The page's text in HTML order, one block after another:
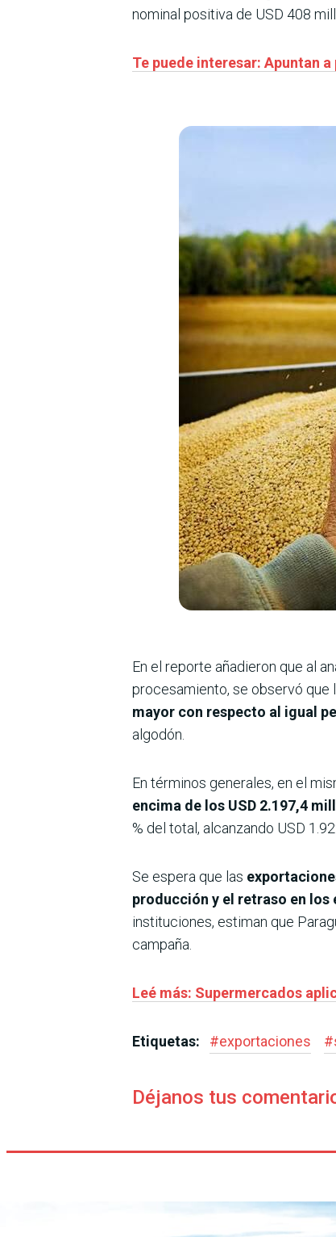
nominal positiva de USD 408
Te puede interesar: Apuntan
En el reporte añadieron que al
procesamiento, se observó que
mayor con respecto al igual
algodón.
En términos generales, en el
encima de los USD 2.197,4
% del total, alcanzando USD
Se espera que las
producción y el retraso en los
instituciones, estiman que
campaña.
Leé más: Supermercados
Etiquetas: #exportaciones #
Déjanos tus